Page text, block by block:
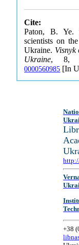
Cite:
Paton, B. Ye.
scientists on
Ukraine. Visnyk
Ukraine, 8,
0000560985 [In
+38